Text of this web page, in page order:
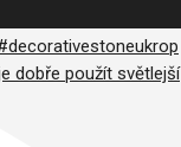
dobře použít světlejší